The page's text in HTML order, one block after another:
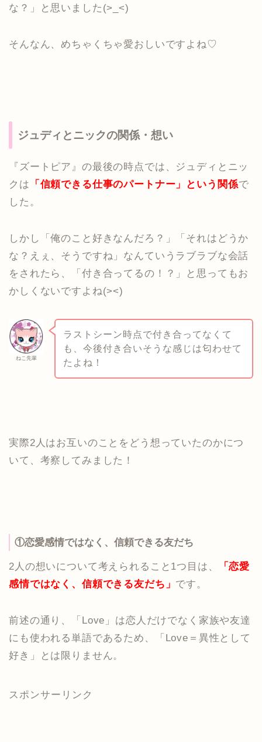
な？」と思いました(>_<)
そんなん、めちゃくちゃ愛おしいですよね♡
ジュディとニックの関係・想い
『ズートピア』の最後の時点では、ジュディとニッ
クは 「信頼できる仕事のパートナー」という関係で
した。
しかし「俺のこと好きなんだろ？」「それはどうか
な？えぇ、そうですね」なんていうラブラブな会話
をされたら、「付き合ってるの！？」と思ってもお
かしくないですよね(><)
ねこ先輩
ラストシーン時点で付き合ってなくて
も、今後付き合いそうな感じは匂わせて
たよね！
実際2人はお互いのことをどう想っていたのかにつ
いて、考察してみました！
①恋愛感情ではなく、信頼できる友だち
2人の想いについて考えられること1つ目は、
「恋愛
感情ではなく、信頼できる友だち」 です。
前述の通り、「Love」は恋人だけでなく家族や友達
にも使われる単語であるため、「Love＝異性として
好き」とは限りません。
スポンサーリンク